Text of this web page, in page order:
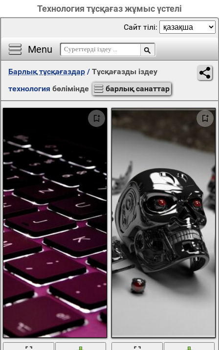
Технология тұсқағаз жұмыс үстелі
Menu
Сайт тілі:
Барлық тұсқағаздар / Тұсқағазды іздеу
технология бөлімінде барлық санаттар